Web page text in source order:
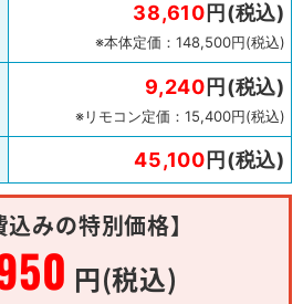
38,610 円(税込)
※本体定価：148,500円(税込)
9,240 円(税込)
※リモコン定価：15,400円(税込)
45,100 円(税込)
込みの特別価格】
円(税込)